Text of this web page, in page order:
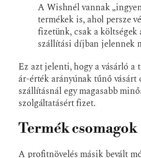
A Wishnél vannak
termékek is, ahol persze
fizetünk, csak a költségek
szállítási díjban jelennek
Ez azt jelenti, hogy a vásárló a
ár-érték arányúnak tűnő vásárt
szállításnál egy magasabb
szolgáltatásért fizet.
Termék csomagok
A profitnövelés másik bevált